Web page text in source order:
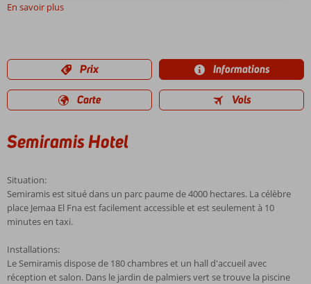
En savoir plus
Prix Informations
Carte Vols
Semiramis Hotel
Situation:
Semiramis est situé dans un parc paume de 4000 hectares. La célèbre
place Jemaa El Fna est facilement accessible et est seulement à 10
minutes en taxi.
Installations:
Le Semiramis dispose de 180 chambres et un hall d'accueil avec
réception et salon. Dans le jardin de palmiers vert se trouve la piscine